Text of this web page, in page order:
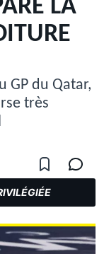
LA
GP du Qatar,
très